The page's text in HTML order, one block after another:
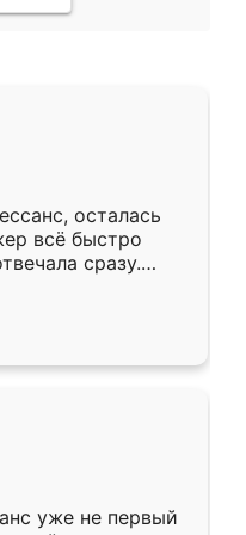
осталась
всё быстро
сразу.
подошёл к
Собрали
аккуратно, даже
уже не первый